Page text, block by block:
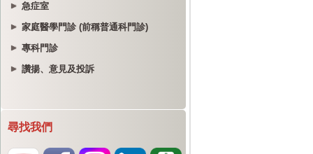
急症室
家庭醫學門診 (前稱普通科門診)
專科門診
讚揚、意見及投訴
尋找我們